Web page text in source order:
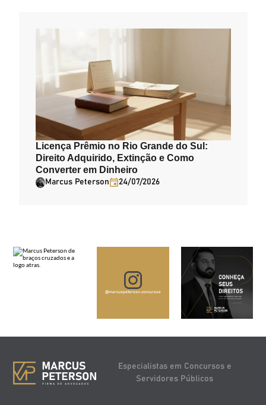
Licença Prêmio no Rio Grande do Sul:
Direito Adquirido, Extinção e Como
Converter em Dinheiro
Marcus Peterson 24/07/2026
@marcuspeterson.concursos
Especialistas em Concursos e
Servidores Públicos